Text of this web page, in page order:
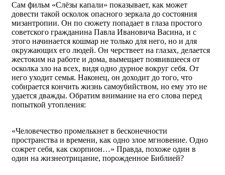
Сам фильм «Слёзы капали» показывает, как может
довести такой осколок опасного зеркала до состояния
мизантропии. Он по сюжету попадает в глаза простого
советского гражданина Павла Ивановича Васина, и с
этого начинается кошмар не только для него, но и для
окружающих его людей. Он черствеет на глазах, делается
жестоким на работе и дома, вымещает появившееся от
осколка зло на всех, видя одно дурное вокруг себя. От
него уходит семья. Наконец, он доходит до того, что
собирается кончить жизнь самоубийством, но ему это не
удается дважды. Обратим внимание на его слова перед
попыткой утопления:
«Человечество промелькнет в бесконечности
пространства и времени, как одно злое мгновение. Одно
сожрет себя, как скорпион…» Правда, похоже один в
один на жизнеотрицание, порожденное Библией?